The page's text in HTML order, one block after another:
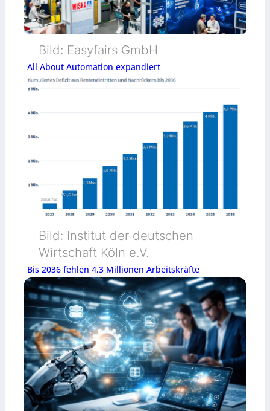
g
i
Bild: Easyfairs GmbH
All About Automation expandiert
Bild: Institut der deutschen
Wirtschaft Köln e.V.
Bis 2036 fehlen 4,3 Millionen Arbeitskräfte